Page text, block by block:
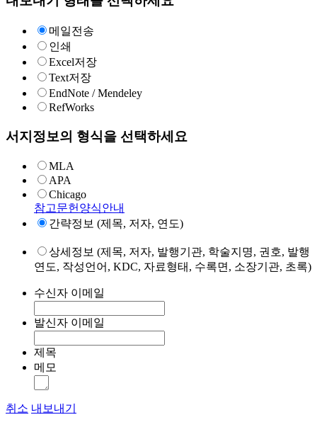
메일전송
인쇄
Excel저장
Text저장
EndNote / Mendeley
RefWorks
서지정보의 형식을 선택하세요
MLA
APA
Chicago
참고문헌양식안내
간략정보 (제목, 저자, 연도)
상세정보 (제목, 저자, 발행기관, 학술지명, 권호, 발행
연도, 작성언어, KDC, 자료형태, 수록면, 소장기관, 초록)
수신자 이메일
발신자 이메일
제목
메모
취소 내보내기